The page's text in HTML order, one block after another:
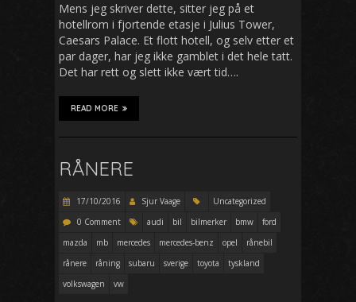
Mens jeg skriver dette, sitter jeg på et
hotellrom i fjortende etasje i Julius Tower,
Caesars Palace. Et flott hotell, og selv etter et
par dager, har jeg ikke gamblet i det hele tatt.
Det har rett og slett ikke vært tid….
READ MORE
RÅNERE
17/10/2016 Sjur Vaage
Uncategorized
0 Comment
audi bil bilmerker bmw
ford
mazda
mb mercedes mercedes-benz opel
rånebil
rånere
råning subaru sverige toyota
tyskland
volkswagen
vw